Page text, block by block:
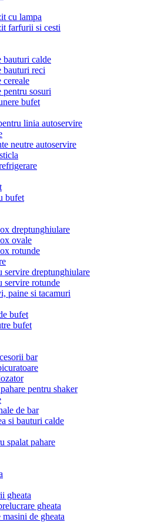
cu lampa
farfurii si cesti
bauturi calde
bauturi reci
cereale
pentru sosuri
bufet
linia autoservire
neutre autoservire
bufet
dreptunghiulare
ovale
rotunde
servire dreptunghiulare
servire rotunde
paine si tacamuri
bufet
bufet
bar
pentru shaker
de bar
si bauturi calde
spalat pahare
gheata
gheata
de gheata